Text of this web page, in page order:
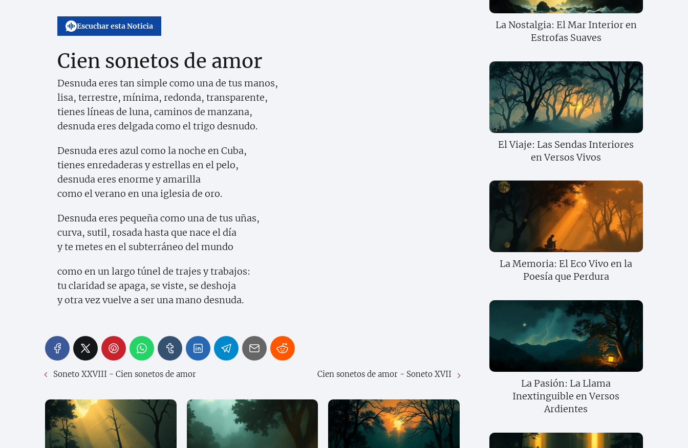
Escuchar esta Noticia
Cien sonetos de amor
Desnuda eres tan simple como una de tus manos,
lisa, terrestre, mínima, redonda, transparente,
tienes líneas de luna, caminos de manzana,
desnuda eres delgada como el trigo desnudo.
Desnuda eres azul como la noche en Cuba,
tienes enredaderas y estrellas en el pelo,
desnuda eres enorme y amarilla
como el verano en una iglesia de oro.
Desnuda eres pequeña como una de tus uñas,
curva, sutil, rosada hasta que nace el día
y te metes en el subterráneo del mundo
como en un largo túnel de trajes y trabajos:
tu claridad se apaga, se viste, se deshoja
y otra vez vuelve a ser una mano desnuda.
Soneto XXVIII - Cien sonetos de amor Cien sonetos de amor - Soneto XVII
La Nostalgia: El Mar Interior en
Estrofas Suaves
El Viaje: Las Sendas Interiores
en Versos Vivos
La Memoria: El Eco Vivo en la
Poesía que Perdura
La Pasión: La Llama
Inextinguible en Versos
Ardientes